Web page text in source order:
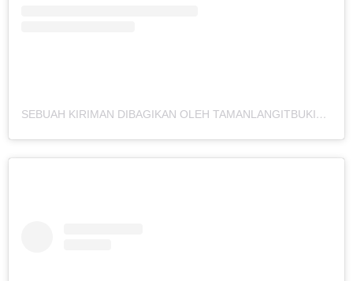
SEBUAH KIRIMAN DIBAGIKAN OLEH TAMANLANGITBUKITANGKEBAN (@TAMANLANGITBUKITANGKEBAN)